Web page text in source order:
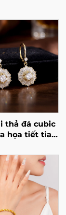
thả đá cubic
họa tiết tia